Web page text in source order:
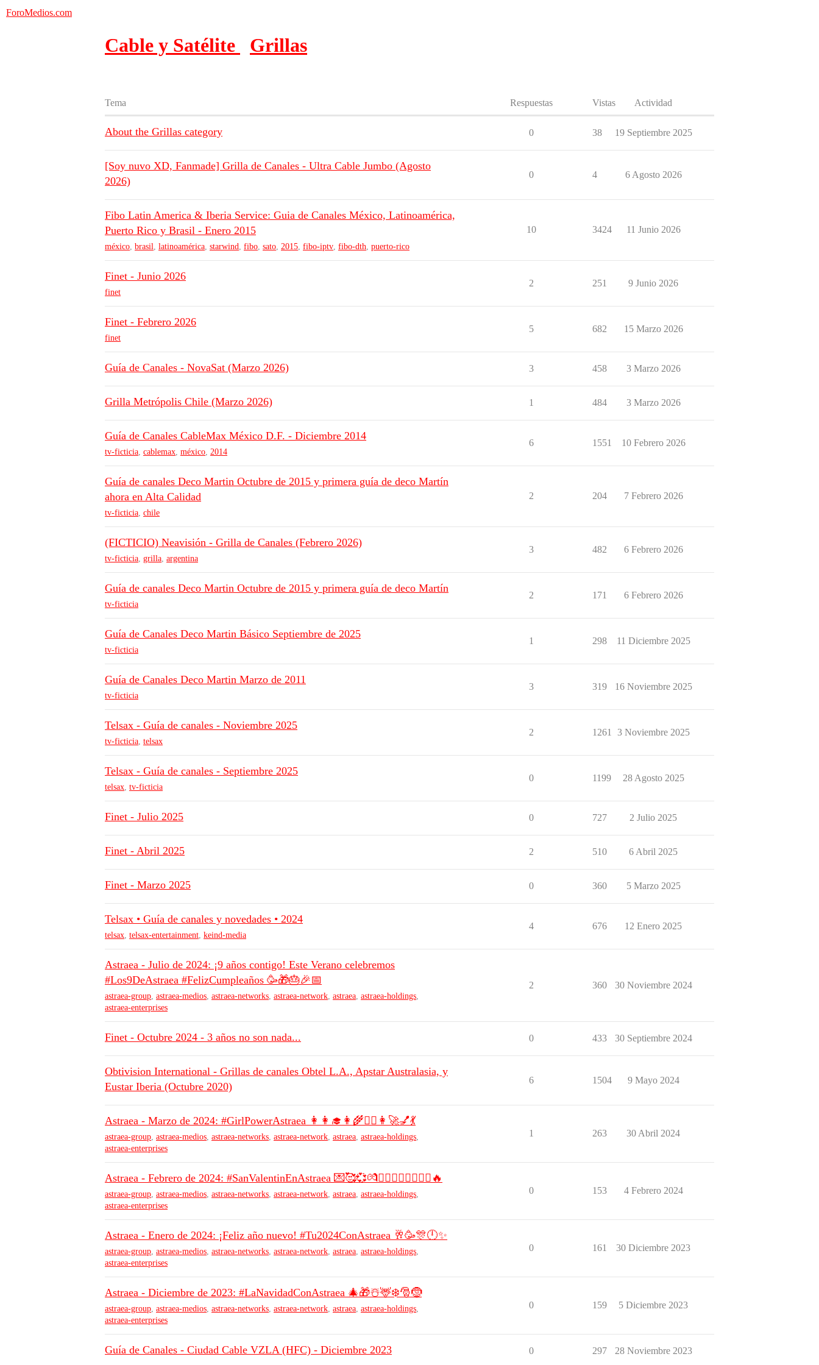
ForoMedios.com
Cable y Satélite Grillas
Tema Respuestas Vistas Actividad
About the Grillas category 0 38 19 Septiembre 2025
[Soy nuvo XD, Fanmade] Grilla de Canales - Ultra Cable Jumbo (Agosto
2026)
0 4 6 Agosto 2026
Fibo Latin America & Iberia Service: Guia de Canales México, Latinoamérica,
Puerto Rico y Brasil - Enero 2015
méxico, brasil, latinoamérica, starwind, fibo, sato, 2015, fibo-iptv, fibo-dth, puerto-rico
10 3424 11 Junio 2026
Finet - Junio 2026
finet
2 251 9 Junio 2026
Finet - Febrero 2026
finet
5 682 15 Marzo 2026
Guía de Canales - NovaSat (Marzo 2026) 3 458 3 Marzo 2026
Grilla Metrópolis Chile (Marzo 2026) 1 484 3 Marzo 2026
Guía de Canales CableMax México D.F. - Diciembre 2014
tv-ficticia, cablemax, méxico, 2014
6 1551 10 Febrero 2026
Guía de canales Deco Martin Octubre de 2015 y primera guía de deco Martín
ahora en Alta Calidad
tv-ficticia, chile
2 204 7 Febrero 2026
(FICTICIO) Neavisión - Grilla de Canales (Febrero 2026)
tv-ficticia, grilla, argentina
3 482 6 Febrero 2026
Guía de canales Deco Martin Octubre de 2015 y primera guía de deco Martín
tv-ficticia
2 171 6 Febrero 2026
Guía de Canales Deco Martin Básico Septiembre de 2025
tv-ficticia
1 298 11 Diciembre 2025
Guía de Canales Deco Martin Marzo de 2011
tv-ficticia
3 319 16 Noviembre 2025
Telsax - Guía de canales - Noviembre 2025
tv-ficticia, telsax
2 1261 3 Noviembre 2025
Telsax - Guía de canales - Septiembre 2025
telsax, tv-ficticia
0 1199 28 Agosto 2025
Finet - Julio 2025 0 727 2 Julio 2025
Finet - Abril 2025 2 510 6 Abril 2025
Finet - Marzo 2025 0 360 5 Marzo 2025
Telsax • Guía de canales y novedades • 2024
telsax, telsax-entertainment, keind-media
4 676 12 Enero 2025
Astraea - Julio de 2024: ¡9 años contigo! Este Verano celebremos
#Los9DeAstraea #FelizCumpleaños 🥳🎁🎂🎉📅
astraea-group, astraea-medios, astraea-networks, astraea-network, astraea, astraea-holdings,
astraea-enterprises
2 360 30 Noviembre 2024
Finet - Octubre 2024 - 3 años no son nada... 0 433 30 Septiembre 2024
Obtivision International - Grillas de canales Obtel L.A., Apstar Australasia, y
Eustar Iberia (Octubre 2020)
6 1504 9 Mayo 2024
Astraea - Marzo de 2024: #GirlPowerAstraea 👩👩‍🎓👩‍🌾👩‍✈️👩‍🚀💅💃
astraea-group, astraea-medios, astraea-networks, astraea-network, astraea, astraea-holdings,
astraea-enterprises
1 263 30 Abril 2024
Astraea - Febrero de 2024: #SanValentinEnAstraea 💌🥰💞💏👩‍❤️‍💋‍👨👨‍❤️‍💋‍👨🔥
astraea-group, astraea-medios, astraea-networks, astraea-network, astraea, astraea-holdings,
astraea-enterprises
0 153 4 Febrero 2024
Astraea - Enero de 2024: ¡Feliz año nuevo! #Tu2024ConAstraea 🥂🥳🎊🕛✨
astraea-group, astraea-medios, astraea-networks, astraea-network, astraea, astraea-holdings,
astraea-enterprises
0 161 30 Diciembre 2023
Astraea - Diciembre de 2023: #LaNavidadConAstraea 🎄🎁☃️🦌❄️🎅🤶
astraea-group, astraea-medios, astraea-networks, astraea-network, astraea, astraea-holdings,
astraea-enterprises
0 159 5 Diciembre 2023
Guía de Canales - Ciudad Cable VZLA (HFC) - Diciembre 2023 0 297 28 Noviembre 2023